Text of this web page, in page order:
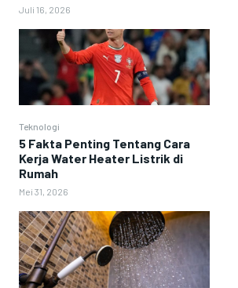
Juli 16, 2026
Teknologi
5 Fakta Penting Tentang Cara
Kerja Water Heater Listrik di
Rumah
Mei 31, 2026